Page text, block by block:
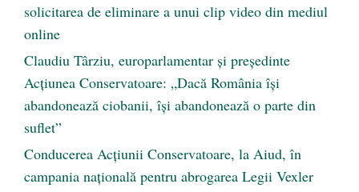
solicitarea de eliminare a unui clip video din mediul
online
Claudiu Târziu, europarlamentar și președinte
Acțiunea Conservatoare: „Dacă România își
abandonează ciobanii, își abandonează o parte din
suflet”
Conducerea Acțiunii Conservatoare, la Aiud, în
campania națională pentru abrogarea Legii Vexler